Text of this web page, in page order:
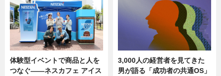
体験型イベントで商品と人を
つなぐ――ネスカフェ アイス
3,000人の経営者を見てきた
男が語る「成功者の共通OS」